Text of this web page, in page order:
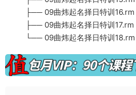
├── 09曲炜起名择日特训16.rm
├── 09曲炜起名择日特训17.rm
└── 09曲炜起名择日特训18.rm